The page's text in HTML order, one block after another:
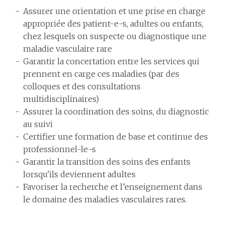
Assurer une orientation et une prise en charge
appropriée des patient-e-s, adultes ou enfants,
chez lesquels on suspecte ou diagnostique une
maladie vasculaire rare
Garantir la concertation entre les services qui
prennent en carge ces maladies (par des
colloques et des consultations
multidisciplinaires)
Assurer la coordination des soins, du diagnostic
au suivi
Certifier une formation de base et continue des
professionnel-le-s
Garantir la transition des soins des enfants
lorsqu'ils deviennent adultes
Favoriser la recherche et l’enseignement dans
le domaine des maladies vasculaires rares.